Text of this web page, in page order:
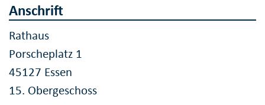
Anschrift
Rathaus
Porscheplatz 1
45127 Essen
15. Obergeschoss